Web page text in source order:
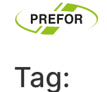
Tag: